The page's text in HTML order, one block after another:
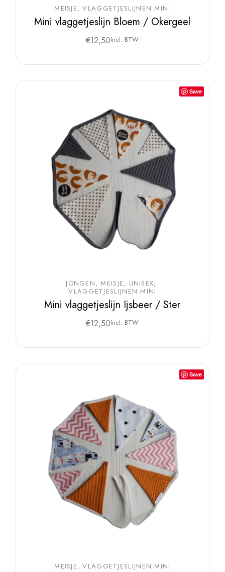
MEISJE VLAGGETJESLIJNEN MINI
Mini vlaggetjeslijn Bloem / Okergeel
€12,50Incl. BTW
Save
JONGEN MEISJE
UNISEX
VLAGGETJESLIJNEN MINI
Mini vlaggetjeslijn Ijsbeer / Ster
€12,50Incl. BTW
Save
MEISJE VLAGGETJESLIJNEN MINI